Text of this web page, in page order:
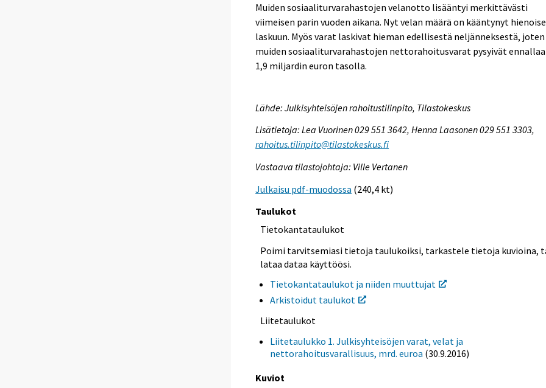
Muiden sosiaaliturvarahastojen velanotto lisääntyi merkittävästi
viimeisen parin vuoden aikana. Nyt velan määrä on kääntynyt
laskuun. Myös varat laskivat hieman edellisestä neljänneksestä, joten
muiden sosiaaliturvarahastojen nettorahoitusvarat pysyivät
1,9 miljardin euron tasolla.
Lähde: Julkisyhteisöjen rahoitustilinpito, Tilastokeskus
Lisätietoja: Lea Vuorinen 029 551 3642, Henna Laasonen 029 551 3303,
rahoitus.tilinpito@tilastokeskus.fi
Vastaava tilastojohtaja: Ville Vertanen
Julkaisu pdf-muodossa (240,4 kt)
Taulukot
Tietokantataulukot
Poimi tarvitsemiasi tietoja taulukoiksi, tarkastele tietoja kuvioina,
lataa dataa käyttöösi.
Tietokantataulukot ja niiden muuttujat
Arkistoidut taulukot
Liitetaulukot
Liitetaulukko 1. Julkisyhteisöjen varat, velat ja
nettorahoitusvarallisuus, mrd. euroa (30.9.2016)
Kuviot